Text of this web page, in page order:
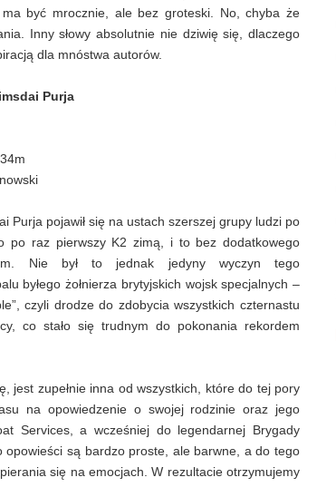
być mrocznie, ale bez groteski. No, chyba że
Inny słowy absolutnie nie dziwię się, dlaczego
dla mnóstwa autorów.
Purja
Purja pojawił się na ustach szerszej grupy ludzi po
po raz pierwszy K2 zimą, i to bez dodatkowego
Nie był to jednak jedyny wyczyn tego
byłego żołnierza brytyjskich wojsk specjalnych –
czyli drodze do zdobycia wszystkich czternastu
co stało się trudnym do pokonania rekordem
jest zupełnie inna od wszystkich, które do tej pory
na opowiedzenie o swojej rodzinie oraz jego
Services, a wcześniej do legendarnej Brygady
opowieści są bardzo proste, ale barwne, a do tego
się na emocjach. W rezultacie otrzymujemy